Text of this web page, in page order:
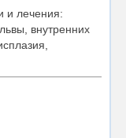
и лечения:
внутренних